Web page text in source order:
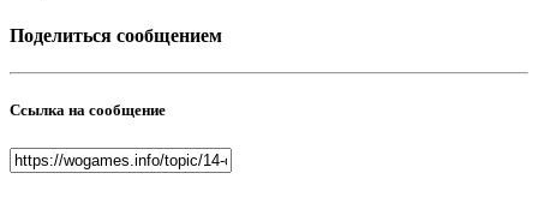
Поделиться сообщением
Ссылка на сообщение